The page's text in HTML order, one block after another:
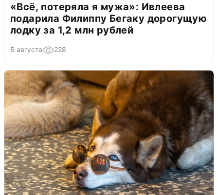
«Всё, потеряла я мужа»: Ивлеева
подарила Филиппу Бегаку дорогущую
лодку за 1,2 млн рублей
5 августа 228